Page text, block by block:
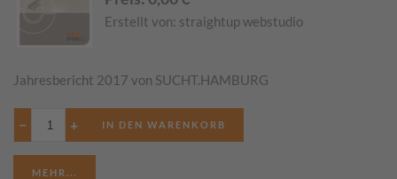
Erstellt von: straightup webstudio
Jahresbericht 2017 von SUCHT.HAMBURG
− +
MEHR...